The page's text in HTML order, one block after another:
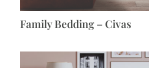
Family Bedding – Civas